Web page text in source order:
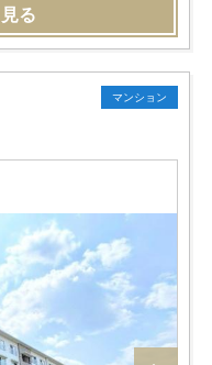
る
マンション